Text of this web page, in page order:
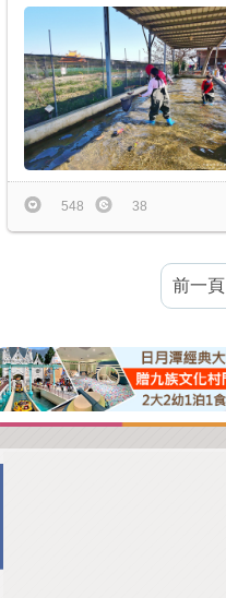
548 38
前一頁